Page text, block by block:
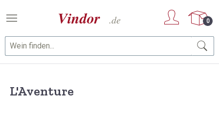
Zum Hauptinhalt springen
0
L'Aventure